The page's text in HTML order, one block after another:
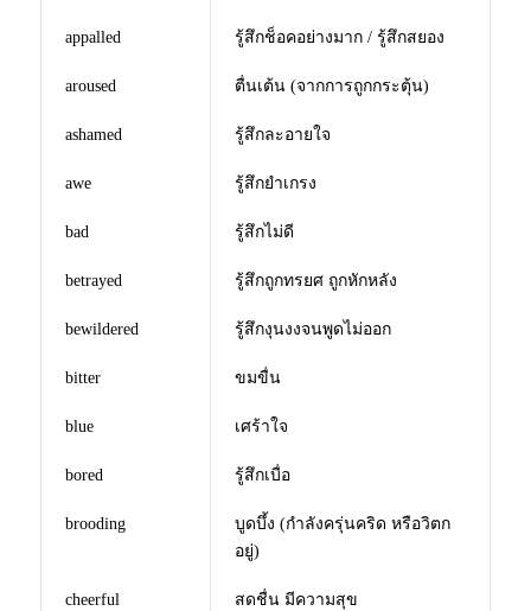
appalled รู้สึกช็อคอย่างมาก / รู้สึกสยอง
aroused ตื่นเต้น (จากการถูกกระตุ้น)
ashamed รู้สึกละอายใจ
awe รู้สึกยำเกรง
bad รู้สึกไม่ดี
betrayed รู้สึกถูกทรยศ ถูกหักหลัง
bewildered รู้สึกงุนงงจนพูดไม่ออก
bitter ขมขื่น
blue เศร้าใจ
bored รู้สึกเบื่อ
brooding
บูดบึ้ง (กำลังครุ่นคริด หรือวิตก
อยู่)
cheerful สดชื่น มีความสุข